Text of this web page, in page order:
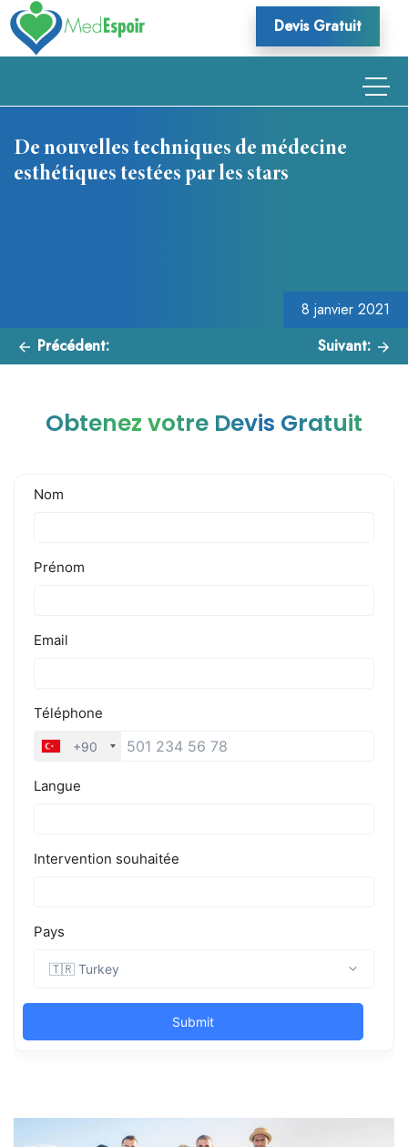
Skip
to
content
Devis Gratuit
De nouvelles techniques de médecine
esthétiques testées par les stars
8 janvier 2021
Précédent: Suivant:
Obtenez votre Devis Gratuit